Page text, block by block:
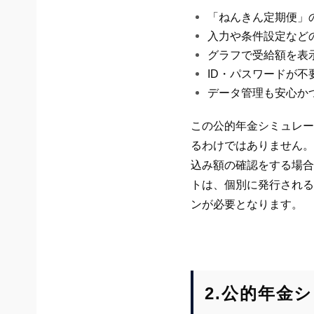
「ねんきん定期便
入力や条件設定など
グラフで受給額を表
ID・パスワードが不
データ管理も安心か
この公的年金シミュレ
るわけではありません
込み額の確認をする場
トは、個別に発行され
ンが必要となります。
2.公的年金